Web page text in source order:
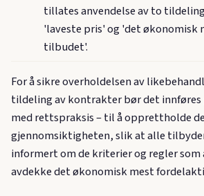
tillates anvendelse av to
'laveste pris' og 'det økonomisk
tilbudet'.
For å sikre overholdelsen av
tildeling av kontrakter bør det innføres
med rettspraksis – til å opprettholde
gjennomsiktigheten, slik at alle
informert om de kriterier og regler som
avdekke det økonomisk mest